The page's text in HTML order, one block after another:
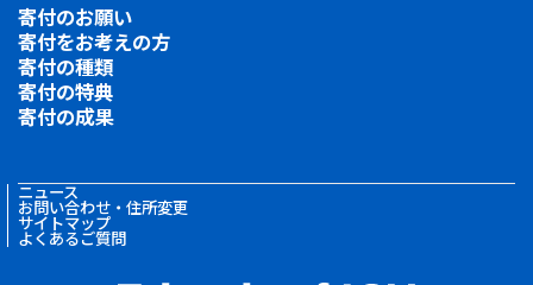
寄付のお願い
寄付をお考えの方
寄付の種類
寄付の特典
寄付の成果
ニュース
お問い合わせ・住所変更
サイトマップ
よくあるご質問